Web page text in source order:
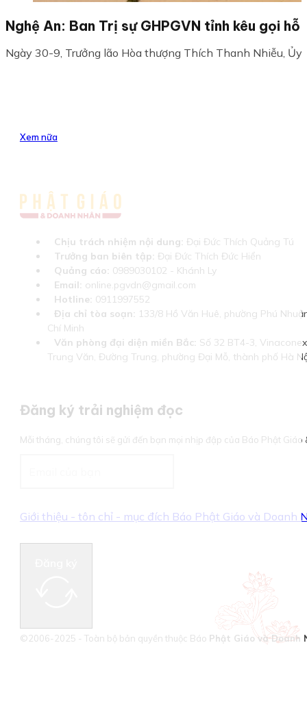
Nghệ An: Ban Trị sự GHPGVN tỉnh kêu gọi
Ngày 30-9, Trưởng lão Hòa thượng Thích Thanh Nhiễu,
Xem nữa
Chịu trách nhiệm nội dung: Đại Đức Thích Quảng Tú
Trưởng ban biên tập: Đại Đức Thích Đức Hiển
Quảng cáo: 0989030102 - Khánh Ly
Email: online.pgvdn@gmail.com
Hotline: 0911997552
Địa chỉ tòa soạn: 133/8 Hồ Văn Huê, phường Phú
Chí Minh
Văn phòng đại diện miền Bắc: Số 32 BT4-3,
Trung Văn, Đường Trung, phường Đại Mỗ, thành phố Hà
Đăng ký trải nghiệm đọc
Mỗi tháng, chúng tôi sẽ gửi đến bạn mọi nhịp đập của Báo Phật Giáo
Giới thiệu - tôn chỉ - mục đích Báo Phật Giáo và Doanh
©2006-2025 - Toàn bộ bản quyền thuộc Báo Phật Giáo và Doanh